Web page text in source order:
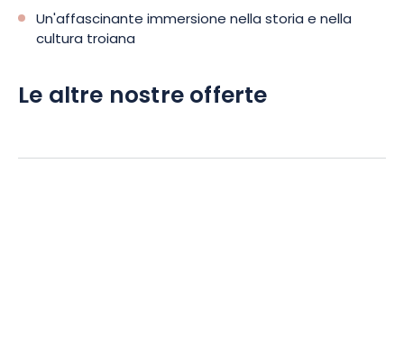
Un'affascinante immersione nella storia e nella
cultura troiana
Le altre nostre offerte